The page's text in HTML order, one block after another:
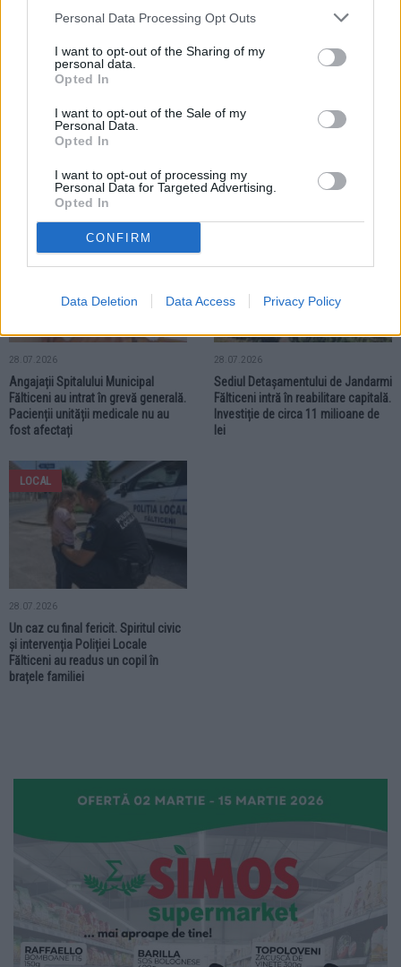
Personal Data Processing Opt Outs
I want to opt-out of the Sharing of my
personal data.
Opted In
I want to opt-out of the Sale of my
Personal Data.
Opted In
I want to opt-out of processing my
Personal Data for Targeted Advertising.
Opted In
CONFIRM
Data Deletion Data Access Privacy Policy
Motorina trece pragul de 10 lei pe
litru. Prețurile la stațiile de
carburanți din Fălticeni continuă să
28.07.2026
Angajații Spitalului Municipal
Fălticeni au intrat în grevă generală.
Pacienții unității medicale nu au
fost afectați
28.07.2026
Sediul Detașamentului de Jandarmi
Fălticeni intră în reabilitare capitală.
Investiție de circa 11 milioane de
lei
LOCAL
28.07.2026
Un caz cu final fericit. Spiritul civic
și intervenția Poliției Locale
Fălticeni au readus un copil în
brațele familiei